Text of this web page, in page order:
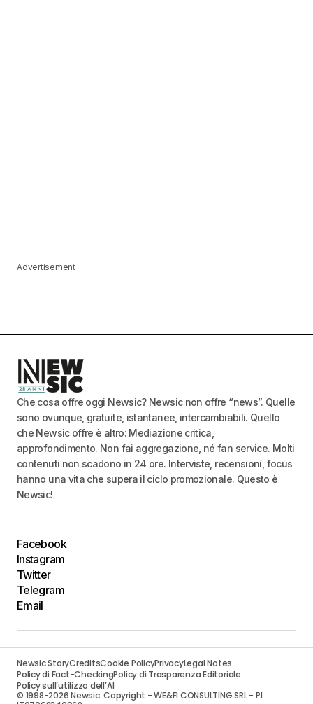
Advertisement
Che cosa offre oggi Newsic? Newsic non offre “news”. Quelle
sono ovunque, gratuite, istantanee, intercambiabili. Quello
che Newsic offre è altro: Mediazione critica,
approfondimento. Non fai aggregazione, né fan service. Molti
contenuti non scadono in 24 ore. Interviste, recensioni, focus
hanno una vita che supera il ciclo promozionale. Questo è
Newsic!
Facebook
Instagram
Twitter
Telegram
Email
Newsic StoryCreditsCookie PolicyPrivacyLegal Notes
Policy di Fact-CheckingPolicy di Trasparenza Editoriale
Policy sull’utilizzo dell’AI
© 1998-2026 Newsic. Copyright - WE&FI CONSULTING SRL - PI: